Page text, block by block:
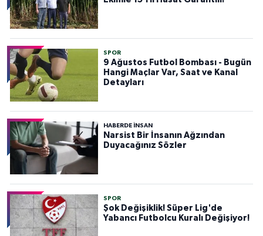
SPOR
9 Ağustos Futbol Bombası - Bugün
Hangi Maçlar Var, Saat ve Kanal
Detayları
HABERDE INSAN
Narsist Bir İnsanın Ağzından
Duyacağınız Sözler
SPOR
Şok Değişiklik! Süper Lig'de
Yabancı Futbolcu Kuralı Değişiyor!